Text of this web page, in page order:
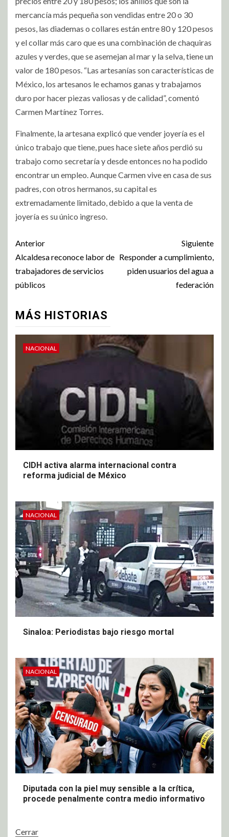
mercancía más pequeña son vendidas entre 20 o 30
pesos, las diademas o collares están entre 80 y 120 pesos
y el collar más caro que es una combinación de chaquiras
azules y verdes, que se asemejan al mar y la selva, tiene un
valor de 180 pesos. “Las artesanías son características de
México, los artesanos le echamos ganas y trabajamos
duro por hacer piezas valiosas y de calidad”, comentó
Carmen Martínez Torres.
Finalmente, la artesana explicó que vender joyería es el
único trabajo que tiene, pues hace siete años perdió su
trabajo como secretaría y desde entonces no ha podido
encontrar un empleo. Aunque Carmen vive en casa de sus
padres, con otros hermanos, su capital es
extremadamente limitado, debido a que la venta de
joyería es su único ingreso.
Anterior
Alcaldesa reconoce labor de
trabajadores de servicios
públicos
Siguiente
Responder a cumplimiento,
piden usuarios del agua a
federación
MÁS HISTORIAS
NACIONAL
CIDH activa alarma internacional contra
reforma judicial de México
NACIONAL
Sinaloa: Periodistas bajo riesgo mortal
NACIONAL
Diputada con la piel muy sensible a la crítica,
procede penalmente contra medio informativo
Cerrar